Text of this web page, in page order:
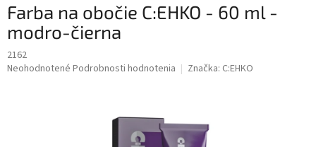
Farba na obočie C:EHKO - 60 ml -
modro-čierna
2162
Priemerné
Neohodnotené Podrobnosti hodnotenia Značka: C:EHKO